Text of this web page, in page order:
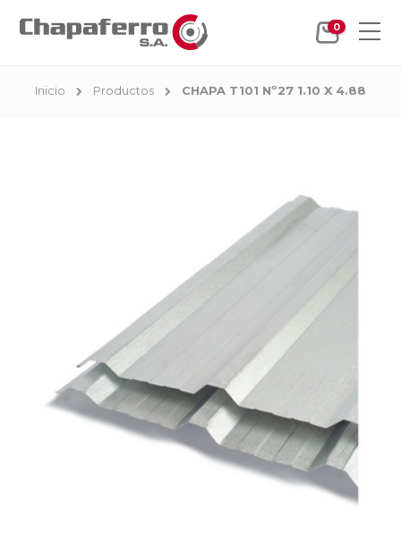
0
Inicio Productos CHAPA T101 Nº27 1.10 X 4.88